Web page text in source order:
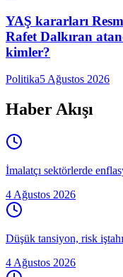
YAŞ kararları
Rafet Dalkıran
kimler?
Politika5 Ağustos 2026
Haber Akışı
İmalatçı sektörlerde
4 Ağustos 2026
Düşük tansiyon, risk
4 Ağustos 2026